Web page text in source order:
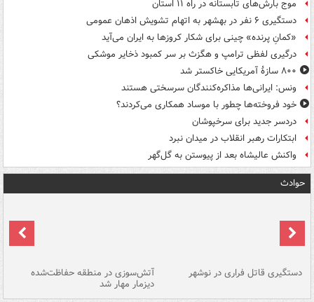
موج بارش‌های تابستانه در راه ۱۱ استان
دستگیری ۶ نفر در بهشهر به اتهام تشویش اذهان عمومی
«کمانِ پرنده» چینی برای شکار کروزها به ایران می‌آید
درگیری لفظی ترامپ و هگزث بر سر کمبود ذخایر موشکی
۸۰۰ سازۀ آمریکایی خاکستر شد
ونس: ایرانی‌ها مذاکره‌کنندگان سرسختی هستند
خود فروخته‌ها چطور با موساد همکاری می‌کردند؟
دردسر جدید برای سرخپوشان
ابتکارات رهبر انقلاب در میدان نبرد
واکنش عالیشاه بعد از پیوستن به گل‌گهر
حوادث
دستگیری قاتل فراری در نوشهر آتش‌سوزی در منطقه حفاظت‌شده
دیزمار مهار شد